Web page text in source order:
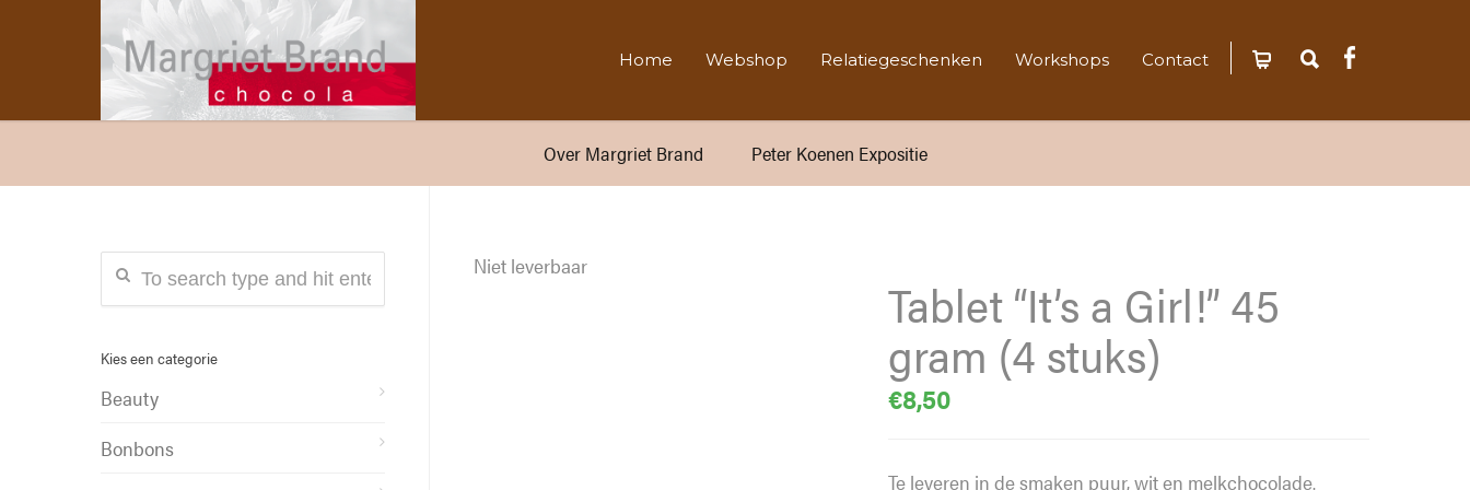
Home Webshop Relatiegeschenken Workshops Contact
Over Margriet Brand Peter Koenen Expositie
Niet leverbaar
Tablet “It’s a Girl!” 45
gram (4 stuks)
€8,50
Te leveren in de smaken puur, wit en melkchocolade.
Kies een categorie
Beauty
Bonbons